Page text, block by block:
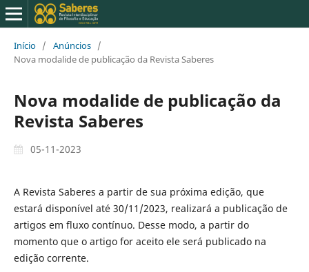
Início / Anúncios /
Nova modalide de publicação da Revista Saberes
Nova modalide de publicação da
Revista Saberes
05-11-2023
A Revista Saberes a partir de sua próxima edição, que
estará disponível até 30/11/2023, realizará a publicação de
artigos em fluxo contínuo. Desse modo, a partir do
momento que o artigo for aceito ele será publicado na
edição corrente.